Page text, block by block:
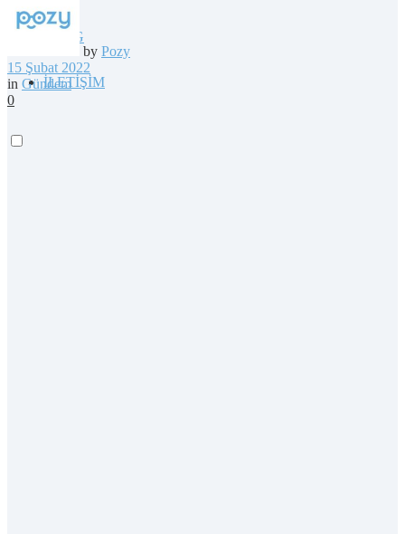
BLOG
İLETİŞİM
by Pozy
15 Şubat 2022
in Gündem
0